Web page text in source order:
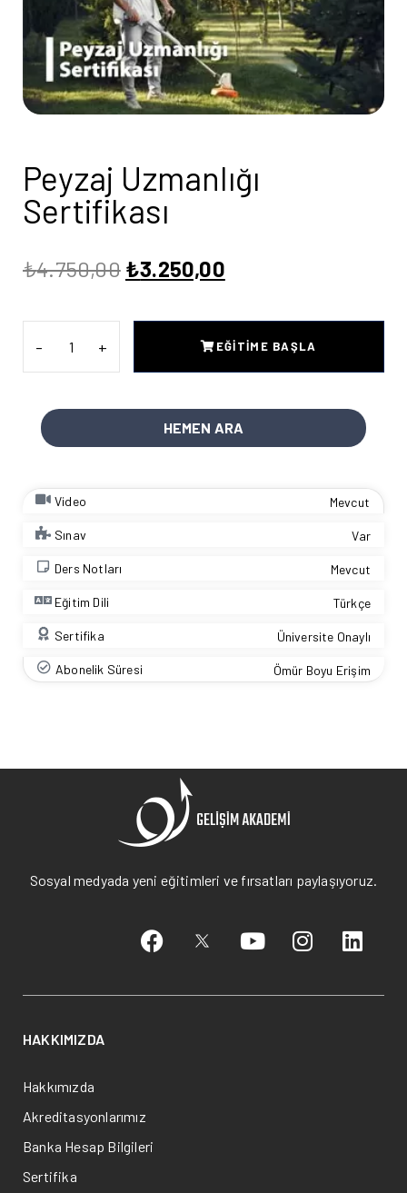
Peyzaj Uzmanlığı
Sertifikası
₺4.750,00 ₺3.250,00
EĞITIME BAŞLA
HEMEN ARA
Video Mevcut
Sınav Var
Ders Notları Mevcut
Eğitim Dili Türkçe
Sertifika Üniversite Onaylı
Abonelik Süresi Ömür Boyu Erişim
Sosyal medyada yeni eğitimleri ve fırsatları paylaşıyoruz.
HAKKIMIZDA
Hakkımızda
Akreditasyonlarımız
Banka Hesap Bilgileri
Sertifika